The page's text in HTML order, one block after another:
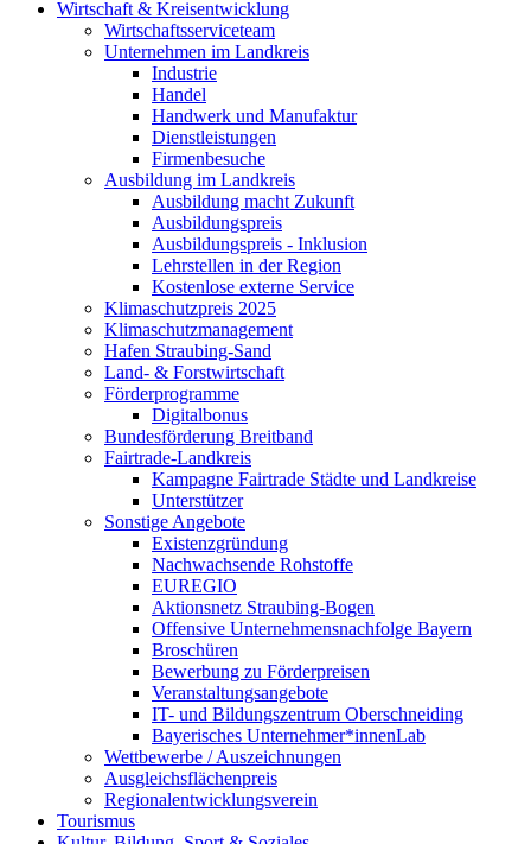
Wirtschaft & Kreisentwicklung
Wirtschaftsserviceteam
Unternehmen im Landkreis
Industrie
Handel
Handwerk und Manufaktur
Dienstleistungen
Firmenbesuche
Ausbildung im Landkreis
Ausbildung macht Zukunft
Ausbildungspreis
Ausbildungspreis - Inklusion
Lehrstellen in der Region
Kostenlose externe Service
Klimaschutzpreis 2025
Klimaschutzmanagement
Hafen Straubing-Sand
Land- & Forstwirtschaft
Förderprogramme
Digitalbonus
Bundesförderung Breitband
Fairtrade-Landkreis
Kampagne Fairtrade Städte und Landkreise
Unterstützer
Sonstige Angebote
Existenzgründung
Nachwachsende Rohstoffe
EUREGIO
Aktionsnetz Straubing-Bogen
Offensive Unternehmensnachfolge Bayern
Broschüren
Bewerbung zu Förderpreisen
Veranstaltungsangebote
IT- und Bildungszentrum Oberschneiding
Bayerisches Unternehmer*innenLab
Wettbewerbe / Auszeichnungen
Ausgleichsflächenpreis
Regionalentwicklungsverein
Tourismus